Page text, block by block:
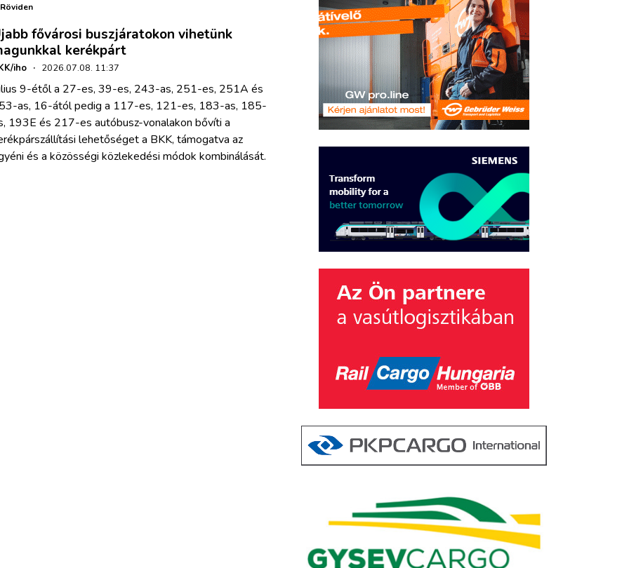
Röviden
fővárosi buszjáratokon vihetünk
kerékpárt
iho · 2026.07.08. 11:37
9-étől a 27-es, 39-es, 243-as, 251-es, 251A és
as, 16-ától pedig a 117-es, 121-es, 183-as, 185-
193E és 217-es autóbusz-vonalakon bővíti a
lehetőséget a BKK, támogatva az
és a közösségi közlekedési módok kombinálását.